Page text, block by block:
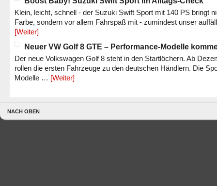
Klein, leicht, schnell - der Suzuki Swift Sport mit 140 PS bringt
Farbe, sondern vor allem Fahrspaß mit - zumindest unser
[Weiter]
Neuer VW Golf 8 GTE – Performance-Modelle
Der neue Volkswagen Golf 8 steht in den Startlöchern. Ab
rollen die ersten Fahrzeuge zu den deutschen Händlern. Die
Modelle … [Weiter]
NACH OBEN